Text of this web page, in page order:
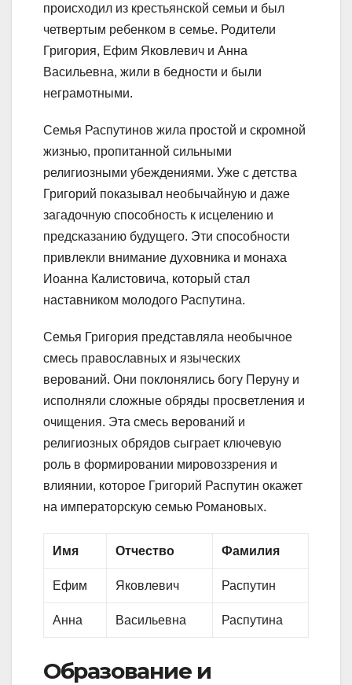
происходил из крестьянской семьи и был
четвертым ребенком в семье. Родители
Григория, Ефим Яковлевич и Анна
Васильевна, жили в бедности и были
неграмотными.
Семья Распутинов жила простой и скромной
жизнью, пропитанной сильными
религиозными убеждениями. Уже с детства
Григорий показывал необычайную и даже
загадочную способность к исцелению и
предсказанию будущего. Эти способности
привлекли внимание духовника и монаха
Иоанна Калистовича, который стал
наставником молодого Распутина.
Семья Григория представляла необычное
смесь православных и языческих
верований. Они поклонялись богу Перуну и
исполняли сложные обряды просветления и
очищения. Эта смесь верований и
религиозных обрядов сыграет ключевую
роль в формировании мировоззрения и
влиянии, которое Григорий Распутин окажет
на императорскую семью Романовых.
Имя Отчество Фамилия
Ефим Яковлевич Распутин
Анна Васильевна Распутина
Образование и